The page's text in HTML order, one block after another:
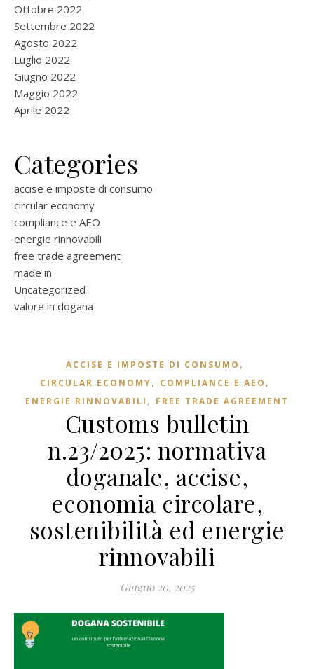
Ottobre 2022
Settembre 2022
Agosto 2022
Luglio 2022
Giugno 2022
Maggio 2022
Aprile 2022
Categories
accise e imposte di consumo
circular economy
compliance e AEO
energie rinnovabili
free trade agreement
made in
Uncategorized
valore in dogana
ACCISE E IMPOSTE DI CONSUMO ,
CIRCULAR ECONOMY, COMPLIANCE E AEO ,
ENERGIE RINNOVABILI , FREE TRADE AGREEMENT
Customs bulletin
n.23/2025: normativa
doganale, accise,
economia circolare,
sostenibilità ed energie
rinnovabili
Giugno 20, 2025